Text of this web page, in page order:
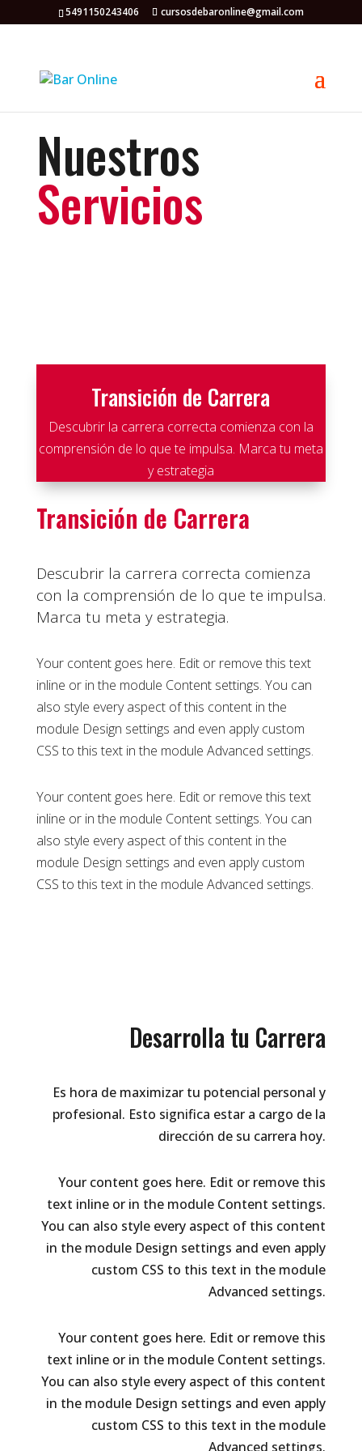
5491150243406 cursosdebaronline@gmail.com
Nuestros
Servicios
Transición de Carrera
Descubrir la carrera correcta comienza con la
comprensión de lo que te impulsa. Marca tu meta
y estrategia
Transición de Carrera
Descubrir la carrera correcta comienza
con la comprensión de lo que te impulsa.
Marca tu meta y estrategia.
Your content goes here. Edit or remove this text
inline or in the module Content settings. You can
also style every aspect of this content in the
module Design settings and even apply custom
CSS to this text in the module Advanced settings.
Your content goes here. Edit or remove this text
inline or in the module Content settings. You can
also style every aspect of this content in the
module Design settings and even apply custom
CSS to this text in the module Advanced settings.
Desarrolla tu Carrera
Es hora de maximizar tu potencial personal y
profesional. Esto significa estar a cargo de la
dirección de su carrera hoy.
Your content goes here. Edit or remove this
text inline or in the module Content settings.
You can also style every aspect of this content
in the module Design settings and even apply
custom CSS to this text in the module
Advanced settings.
Your content goes here. Edit or remove this
text inline or in the module Content settings.
You can also style every aspect of this content
in the module Design settings and even apply
custom CSS to this text in the module
Advanced settings.